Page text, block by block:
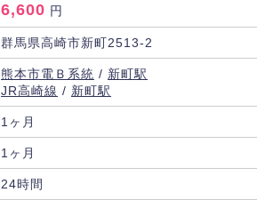
6,600 円
群馬県高崎市新町2513-2
熊本市電Ｂ系統 / 新町駅
JR高崎線 / 新町駅
1ヶ月
1ヶ月
24時間